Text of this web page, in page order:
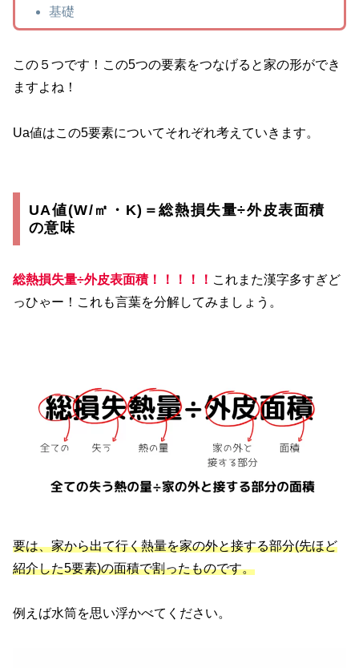
基礎
この５つです！この5つの要素をつなげると家の形ができ
ますよね！
Ua値はこの5要素についてそれぞれ考えていきます。
UA値(W/㎡・K)＝総熱損失量÷外皮表面積
の意味
総熱損失量÷外皮表面積！！！！！ これまた漢字多すぎど
っひゃー！これも言葉を分解してみましょう。
要は、家から出て行く熱量を家の外と接する部分(先ほど
紹介した5要素)の面積で割ったものです。
例えば水筒を思い浮かべてください。